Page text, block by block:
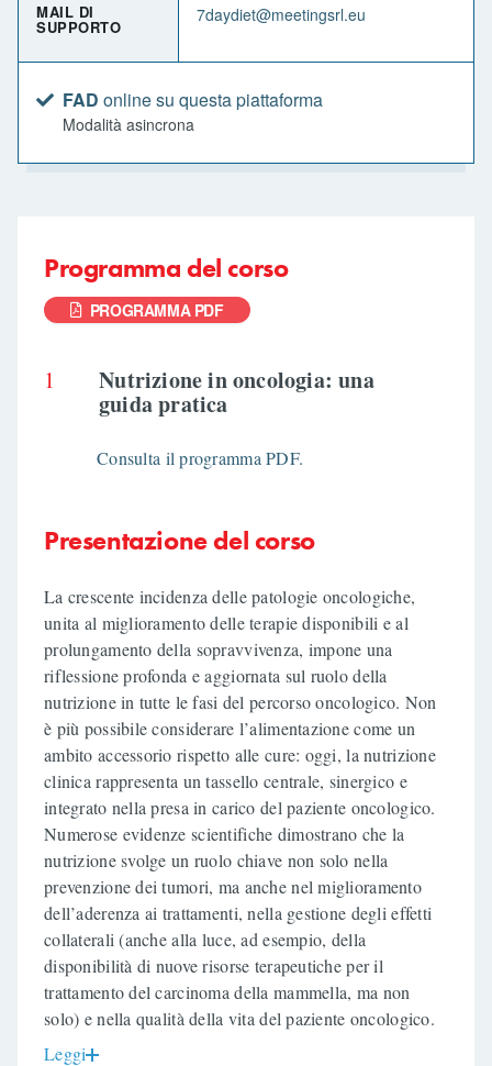
MAIL DI
SUPPORTO
7daydiet@meetingsrl.eu
FAD online su questa piattaforma
Modalità asincrona
Programma del corso
PROGRAMMA PDF
1 Nutrizione in oncologia: una
guida pratica
Consulta il programma PDF.
Presentazione del corso
La crescente incidenza delle patologie oncologiche,
unita al miglioramento delle terapie disponibili e al
prolungamento della sopravvivenza, impone una
riflessione profonda e aggiornata sul ruolo della
nutrizione in tutte le fasi del percorso oncologico. Non
è più possibile considerare l’alimentazione come un
ambito accessorio rispetto alle cure: oggi, la nutrizione
clinica rappresenta un tassello centrale, sinergico e
integrato nella presa in carico del paziente oncologico.
Numerose evidenze scientifiche dimostrano che la
nutrizione svolge un ruolo chiave non solo nella
prevenzione dei tumori, ma anche nel miglioramento
dell’aderenza ai trattamenti, nella gestione degli effetti
collaterali (anche alla luce, ad esempio, della
disponibilità di nuove risorse terapeutiche per il
trattamento del carcinoma della mammella, ma non
solo) e nella qualità della vita del paziente oncologico.
Leggi